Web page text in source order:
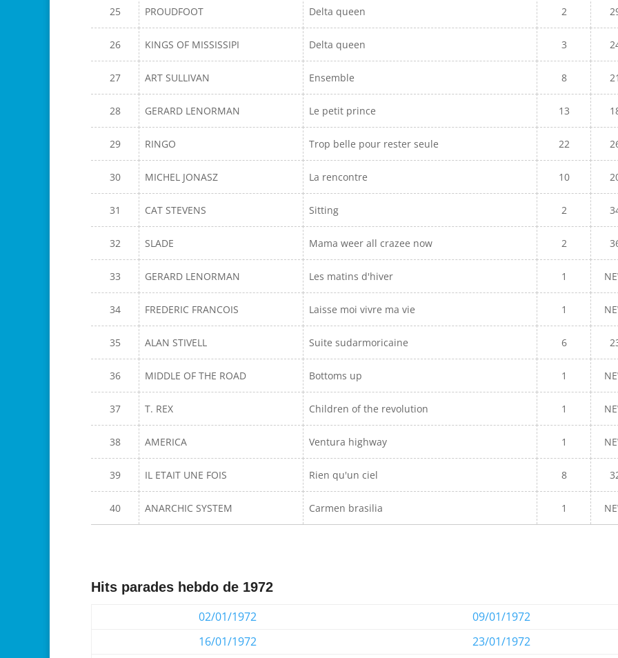
25 PROUDFOOT Delta queen 2
26 KINGS OF MISSISSIPI Delta queen 3
27 ART SULLIVAN Ensemble 8 21
28 GERARD LENORMAN Le petit prince 13
29 RINGO Trop belle pour rester seule 22
30 MICHEL JONASZ La rencontre 10
31 CAT STEVENS Sitting 2
32 SLADE Mama weer all crazee now 2
33 GERARD LENORMAN Les matins d'hiver 1
34 FREDERIC FRANCOIS Laisse moi vivre ma vie 1
35 ALAN STIVELL Suite sudarmoricaine 6
36 MIDDLE OF THE ROAD Bottoms up 1
37 T. REX Children of the revolution 1
38 AMERICA Ventura highway 1
39 IL ETAIT UNE FOIS Rien qu'un ciel 8
40 ANARCHIC SYSTEM Carmen brasilia 1
Hits parades hebdo de 1972
02/01/1972
09/01/1972
16/01/1972
23/01/1972